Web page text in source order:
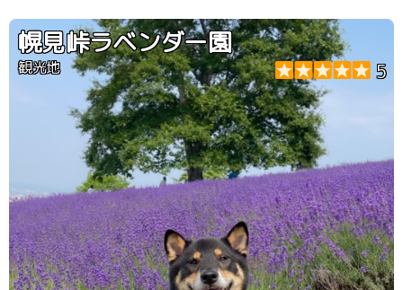
る為注意が必要です💦 熊出没注意の看板も所々にありま
す🐻‍
幌見峠ラベンダー園
観光地 5